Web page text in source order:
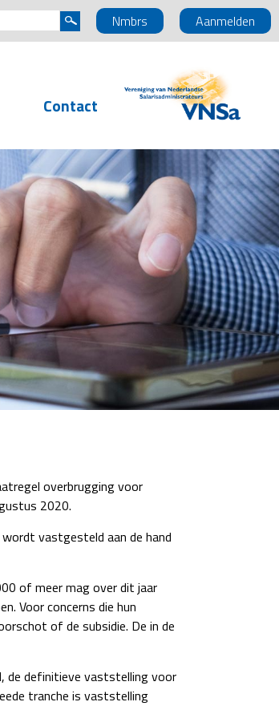
Aanmelden
Nmbrs
Contact
overbrugging voor
2020.
vastgesteld aan de hand
of meer mag over dit jaar
Voor concerns die hun
of de subsidie. De in de
de definitieve vaststelling voor
tranche is vaststelling